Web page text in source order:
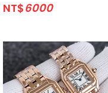
NT$6000